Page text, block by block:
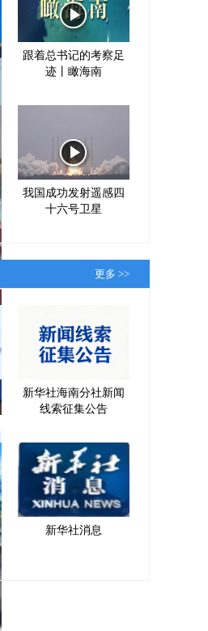
跟着总书记的考察足
迹丨瞰海南
我国成功发射遥感四
十六号卫星
更多 >>
新华社海南分社新闻
线索征集公告
新华社消息